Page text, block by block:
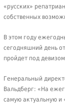
«русских»
собственных
В этом году
сегодняшний день
пройдет под
Генеральный
Вальдберг: «На
самую актуальную